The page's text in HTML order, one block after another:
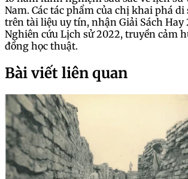
Nam. Các tác phẩm của chị khai phá di
trên tài liệu uy tín, nhận Giải Sách Hay
Nghiên cứu Lịch sử 2022, truyền cảm
đồng học thuật.
Bài viết liên quan